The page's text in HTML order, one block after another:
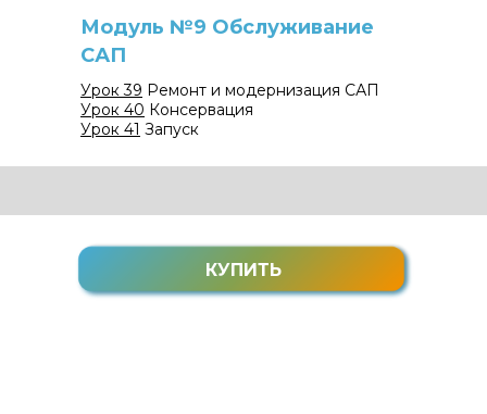
Урок 39 Ремонт и модернизация САП
Урок 40 Консервация
Урок 41 Запуск
Модуль №9 Обслуживание
САП
КУПИТЬ